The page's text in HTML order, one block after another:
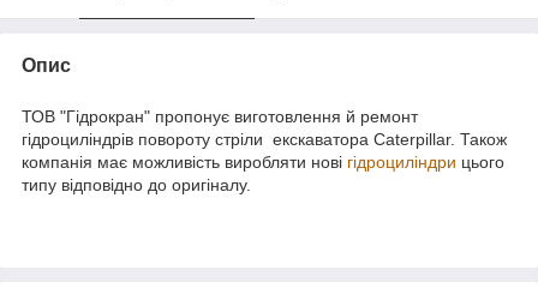
Опис
ТОВ "Гідрокран" пропонує виготовлення й ремонт
гідроциліндрів повороту стріли екскаватора Caterpillar. Також
компанія має можливість виробляти нові гідроциліндри цього
типу відповідно до оригіналу.